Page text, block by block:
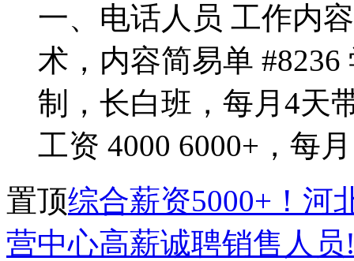
一、电话人员 工作内
术，内容简易单
制，长白班，每月4天
工资 4000 6000+，每
置顶综合薪资5000+！河
营中心高薪诚聘销售人